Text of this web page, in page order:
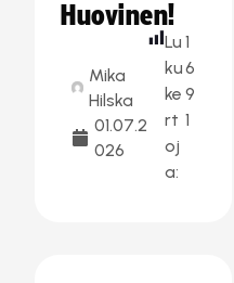
Huovinen!
Mika
Hilska
01.07.2
026
Lu
ku
ke
rt
oj
a:
1
6
9
1